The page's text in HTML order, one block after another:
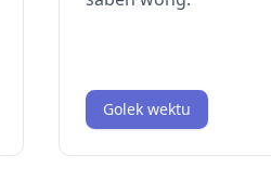
Golek wektu